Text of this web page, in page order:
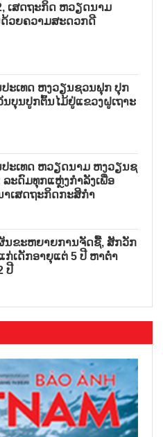
ເສດຖະກິດ ຫວຽດນາມ
ດ້ວຍຄວາມສະດວກດີ
ະເທດ ຫງວຽນຊວນຟຸກ ປຸກ
ບຸນປູກຕົ້ນໄມ້ຢູ່ແຂວງຝູເຖາະ
ປະເທດ ຫວຽດນາມ ຫງວຽນຊ
ລະດົມທຸກແຫຼ່ງກຳລັງເພື່ອ
າເສດຖະກິດກະສິກຳ
ນຂະຫຍາຍການຈັດຊື້, ສັກວັກ
ກ່ເດັກອາຍຸແຕ່ 5 ປີ ຫາຕ່ຳ
ປີ